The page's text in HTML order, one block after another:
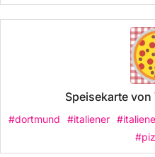
Speisekarte
#dortmund #italiener